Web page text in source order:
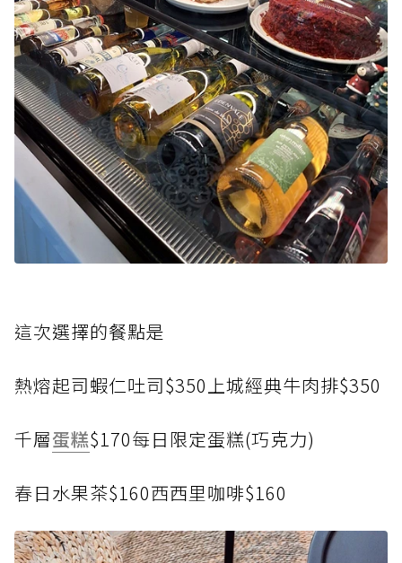
這次選擇的餐點是
熱熔起司蝦仁吐司$350 上城經典牛肉排$350
千層蛋糕$170每日限定蛋糕(巧克力)
春日水果茶$160西西里咖啡$160